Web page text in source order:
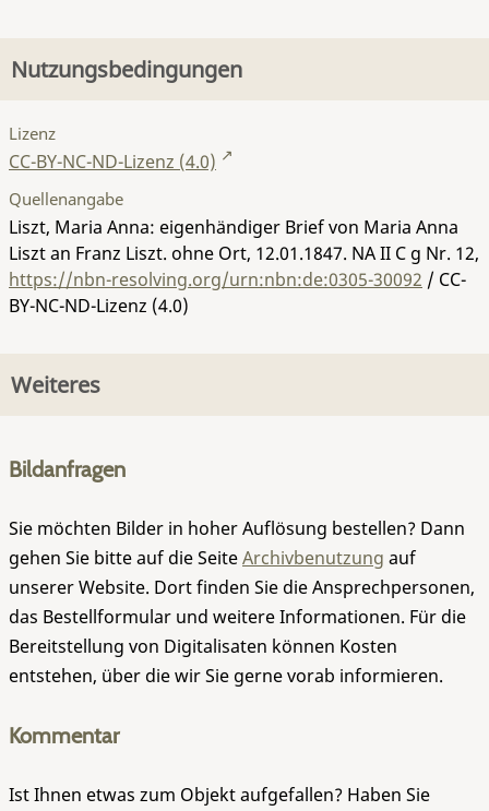
Nutzungsbedingungen
Lizenz
CC-BY-NC-ND-Lizenz (4.0)
Quellenangabe
Liszt, Maria Anna: eigenhändiger Brief von Maria Anna
Liszt an Franz Liszt. ohne Ort, 12.01.1847. NA II C g Nr. 12,
https://nbn-resolving.org/urn:nbn:de:0305-30092 / CC-
BY-NC-ND-Lizenz (4.0)
Weiteres
Bildanfragen
Sie möchten Bilder in hoher Auflösung bestellen? Dann
gehen Sie bitte auf die SeiteArchivbenutzung auf
unserer Website. Dort finden Sie die Ansprechpersonen,
das Bestellformular und weitere Informationen. Für die
Bereitstellung von Digitalisaten können Kosten
entstehen, über die wir Sie gerne vorab informieren.
Kommentar
Ist Ihnen etwas zum Objekt aufgefallen? Haben Sie